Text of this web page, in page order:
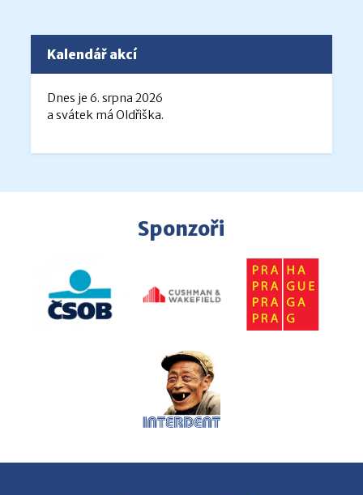
Kalendář akcí
Dnes je 6. srpna 2026
a svátek má Oldřiška.
Sponzoři